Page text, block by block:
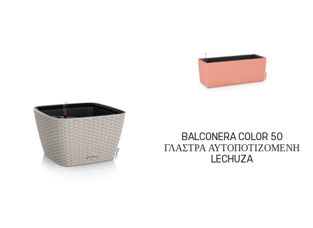
BALCONERA COLOR 50
ΓΛΑΣΤΡΑ ΑΥΤΟΠΟΤΙΖΟΜΕΝΗ
LECHUZA